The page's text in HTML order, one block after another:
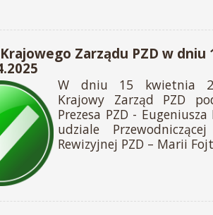
Zarządu PZD w dniu
W dniu 15 kwietnia
Krajowy Zarząd PZD
Prezesa PZD -
udziale
Rewizyjnej PZD – Marii